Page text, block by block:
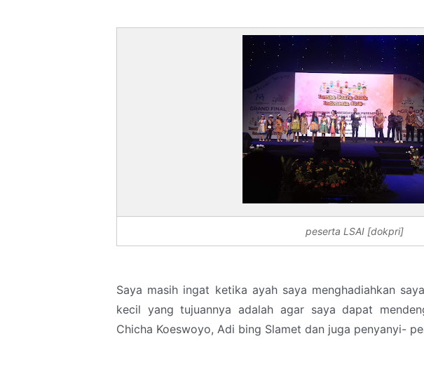
peserta LSAI [dokpri]
Saya masih ingat ketika ayah saya menghadiahkan
kecil yang tujuannya adalah agar saya dapat
Chicha Koeswoyo, Adi bing Slamet dan juga penyanyi-